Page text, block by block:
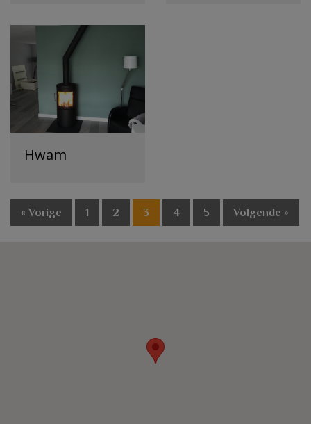
Hwam
« Vorige 1 2 3 4 5 Volgende »